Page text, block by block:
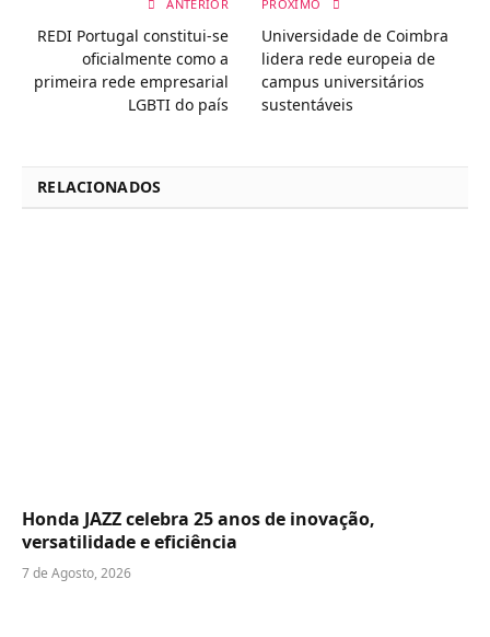
ANTERIOR
REDI Portugal constitui-se
oficialmente como a
primeira rede empresarial
LGBTI do país
PRÓXIMO
Universidade de Coimbra
lidera rede europeia de
campus universitários
sustentáveis
RELACIONADOS
Honda JAZZ celebra 25 anos de inovação,
versatilidade e eficiência
7 de Agosto, 2026